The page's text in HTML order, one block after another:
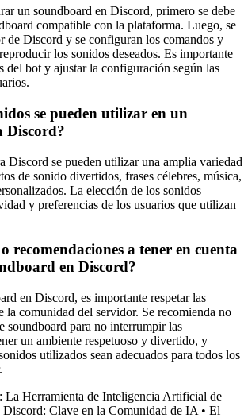
un soundboard en Discord, primero se debe
compatible con la plataforma. Luego, se
de Discord y se configuran los comandos y
los sonidos deseados. Es importante
del bot y ajustar la configuración según las
se pueden utilizar en un
Discord?
Discord se pueden utilizar una amplia variedad
de sonido divertidos, frases célebres, música,
La elección de los sonidos
y preferencias de los usuarios que utilizan
recomendaciones a tener en cuenta
en Discord?
en Discord, es importante respetar las
la comunidad del servidor. Se recomienda no
soundboard para no interrumpir las
un ambiente respetuoso y divertido, y
utilizados sean adecuados para todos los
La Herramienta de Inteligencia Artificial de
Clave en la Comunidad de IA • El